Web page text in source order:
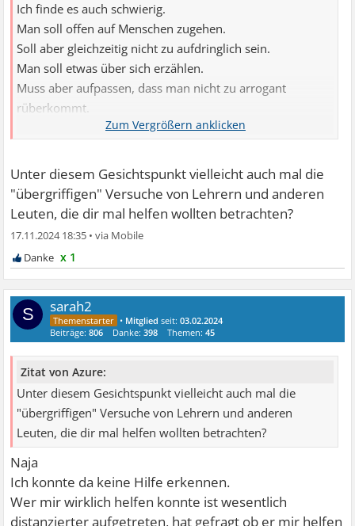
Ich finde es auch schwierig.
Man soll offen auf Menschen zugehen.
Soll aber gleichzeitig nicht zu aufdringlich sein.
Man soll etwas über sich erzählen.
Muss aber aufpassen, dass man nicht zu arrogant
rüberkommt.
Auch muss man immer darauf achten niemanden zu
Unter diesem Gesichtspunkt vielleicht auch mal die
"übergriffigen" Versuche von Lehrern und anderen
Leuten, die dir mal helfen wollten betrachten?
17.11.2024 18:35 •
x 1
S sarah2
• Mitglied seit:03.02.2024
Beiträge:806 Danke:398 Themen:45
Zitat von Azure:
Unter diesem Gesichtspunkt vielleicht auch mal die
"übergriffigen" Versuche von Lehrern und anderen
Leuten, die dir mal helfen wollten betrachten?
Naja
Ich konnte da keine Hilfe erkennen.
Wer mir wirklich helfen konnte ist wesentlich
distanzierter aufgetreten, hat gefragt ob er mir helfen